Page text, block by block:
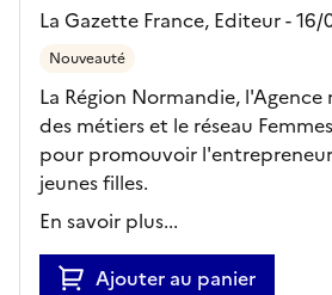
La Gazette France, Editeur- 16/
Nouveauté
La Région Normandie,
des métiers et le réseau
pour promouvoir
jeunes filles.
En savoir plus...
Ajouter au panier